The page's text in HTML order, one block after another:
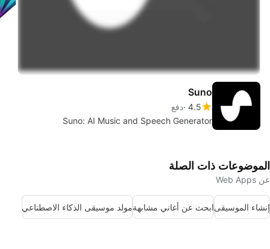
Suno
4.5 دفع
Suno: AI Music and Speech Generator
الموضوعات ذات الصلة
عن Web Apps
إنشاء الموسيقىابحث عن أغاني مشابهةمولد موسيقى الذكاء الاصطناعي